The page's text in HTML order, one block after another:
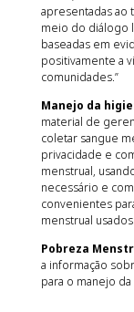
apresentadas ao
meio do diálogo
baseadas em
positivamente a
comunidades.”
Manejo da
material de
coletar sangue
privacidade e
menstrual,
necessário e
convenientes
menstrual
Pobreza
a informação
para o manejo